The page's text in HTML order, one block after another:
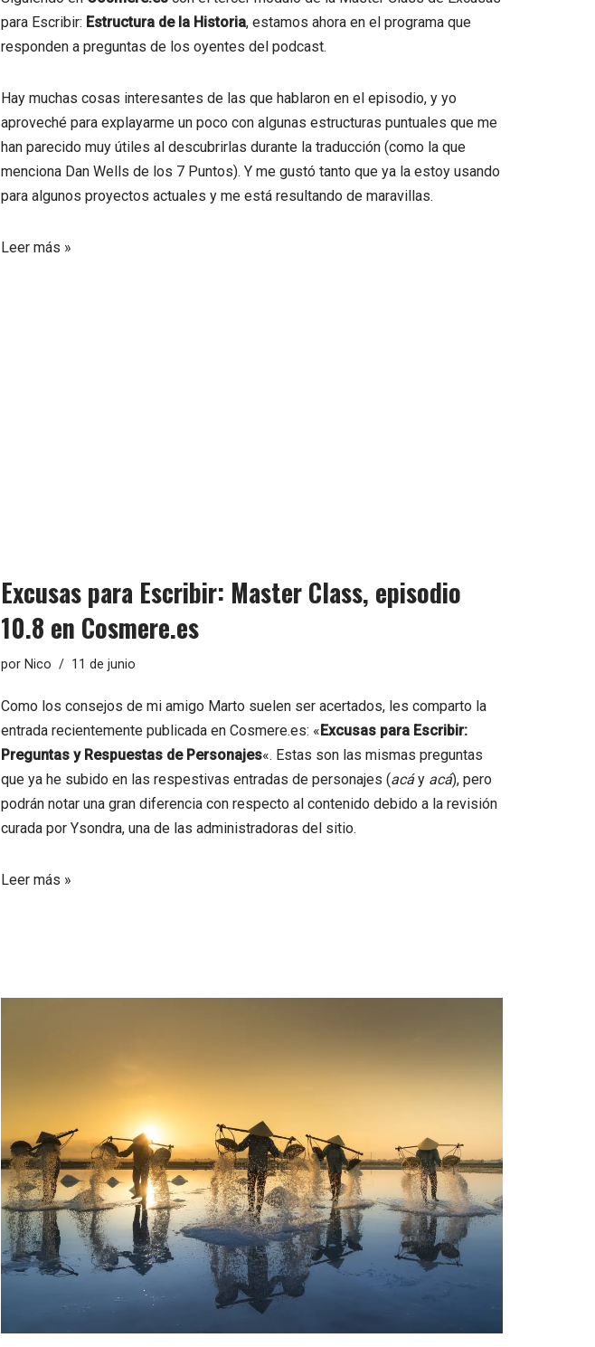
para Escribir: Estructura de la Historia, estamos ahora en el programa que
responden a preguntas de los oyentes del podcast.
Hay muchas cosas interesantes de las que hablaron en el episodio, y yo
aproveché para explayarme un poco con algunas estructuras puntuales que me
han parecido muy útiles al descubrirlas durante la traducción (como la que
menciona Dan Wells de los 7 Puntos). Y me gustó tanto que ya la estoy usando
para algunos proyectos actuales y me está resultando de maravillas.
Leer más »
Excusas para Escribir: Master Class, episodio
10.8 en Cosmere.es
por Nico 11 de junio
Como los consejos de mi amigo Marto suelen ser acertados, les comparto la
entrada recientemente publicada en Cosmere.es: « Excusas para Escribir:
Preguntas y Respuestas de Personajes«. Estas son las mismas preguntas
que ya he subido en las respestivas entradas de personajes (acáy acá), pero
podrán notar una gran diferencia con respecto al contenido debido a la revisión
curada por Ysondra, una de las administradoras del sitio.
Leer más »